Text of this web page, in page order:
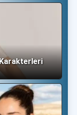
Karakterleri